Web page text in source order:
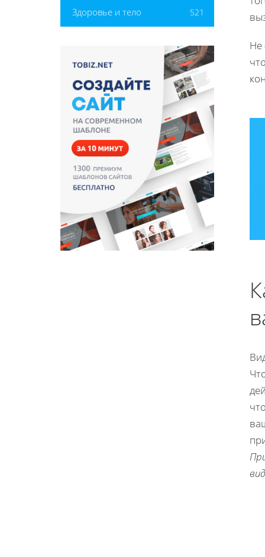
Здоровье и тело 521
Не